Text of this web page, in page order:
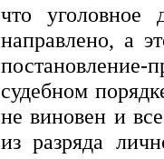
что
направлено, а
судебном
не виновен и
из разряда